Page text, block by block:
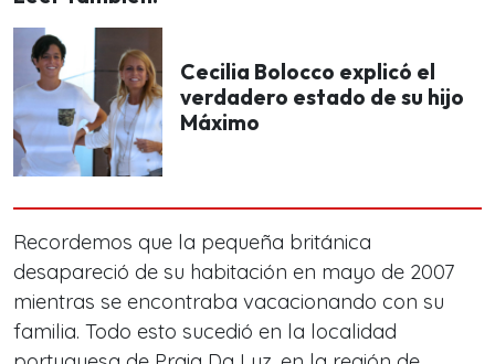
Cecilia Bolocco explicó el
verdadero estado de su hijo
Máximo
Recordemos que la pequeña británica
desapareció de su habitación en mayo de 2007
mientras se encontraba vacacionando con su
familia. Todo esto sucedió en la localidad